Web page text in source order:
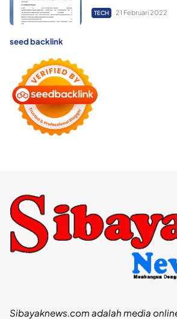
TECH 21 Februari 2022
seed backlink
Sibayaknews.com adalah media